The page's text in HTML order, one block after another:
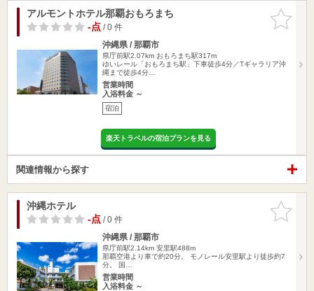
お気に入
りに追加
アルモントホテル那覇おもろまち
-点/ 0 件
沖縄県 / 那覇市
県庁前駅2.07km おもろまち駅317m
ゆいレール「おもろまち駅」下車徒歩4分／Tギャラリア沖
縄まで徒歩4分…
営業時間
入浴料金 ～
宿泊
楽天トラベルの宿泊プランを見る
関連情報から探す
お気に入
りに追加
沖縄ホテル
-点/ 0 件
沖縄県 / 那覇市
県庁前駅2.14km 安里駅488m
那覇空港より車で約20分。 モノレール安里駅より徒歩約7
分。 国…
営業時間
入浴料金 ～